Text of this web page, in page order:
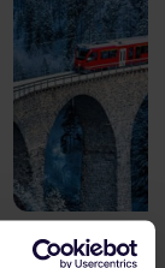
De Alpen